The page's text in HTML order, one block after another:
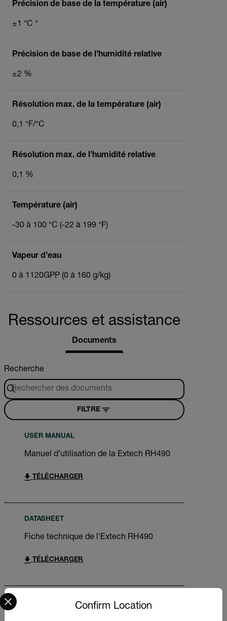
Précision de base de la température (air)
±1 °C °
Précision de base de l’humidité relative
±2 %
Résolution max. de la température (air)
0,1 °F/°C
Résolution max. de l’humidité relative
0,1 %
Température (air)
-30 à 100 °C (-22 à 199 °F)
Vapeur d’eau
0 à 1120GPP (0 à 160 g/kg)
Ressources et assistance
Documents
Recherche
FILTRE
USER MANUAL
Manuel d’utilisation de la Extech RH490
TÉLÉCHARGER
DATASHEET
Fiche technique de l'Extech RH490
TÉLÉCHARGER
Confirm Location
Select your preferred country and language from the